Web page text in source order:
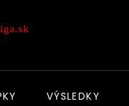
VÝSLEDKY